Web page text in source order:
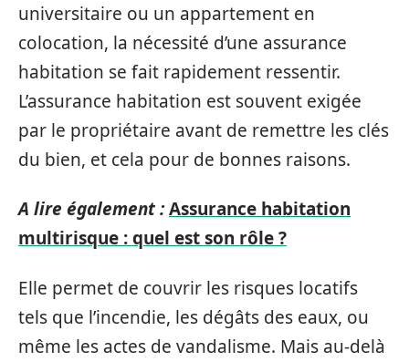
universitaire ou un appartement en
colocation, la nécessité d’une assurance
habitation se fait rapidement ressentir.
L’assurance habitation est souvent exigée
par le propriétaire avant de remettre les clés
du bien, et cela pour de bonnes raisons.
A lire également :Assurance habitation
multirisque : quel est son rôle ?
Elle permet de couvrir les risques locatifs
tels que l’incendie, les dégâts des eaux, ou
même les actes de vandalisme. Mais au-delà